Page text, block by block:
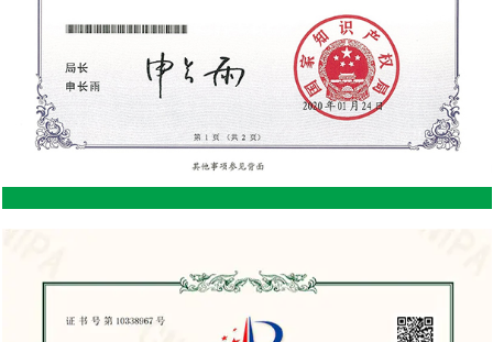
calor, lo que hace que el interior del cobertizo sea
incómodamente caluroso durante los meses de
verano. Esto puede resultar problemático para
almacenar ciertos artículos que son sensibles a los
cambios de temperatura. Flexibilidad estética
limitada: los cobertizos de acero suelen tener una
los gustos de todos. Aunque se pueden pintar,
carecen del aspecto cálido y natural que ofrece la